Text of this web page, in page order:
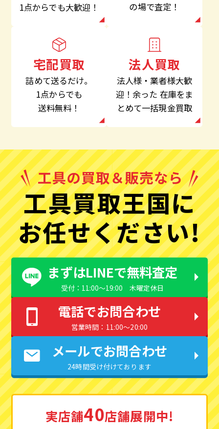
1点からでも大歓迎！ の場で査定！
宅配買取
詰めて送るだけ。
1点からでも
送料無料！
法人買取
法人様・業者様大歓
迎！余った 在庫をま
とめて一括現金買取
工具買取王国に
お任せください!
まずはLINEで無料査定
受付：11:00〜19:00 木曜定休日
電話でお問合わせ
営業時間：11:00〜20:00
メールでお問合わせ
24時間受け付けております
実店舗40店舗展開中!